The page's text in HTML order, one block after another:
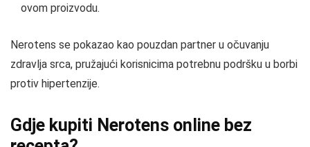
ovom proizvodu.
Nerotens se pokazao kao pouzdan partner u očuvanju
zdravlja srca, pružajući korisnicima potrebnu podršku u borbi
protiv hipertenzije.
Gdje kupiti Nerotens online bez